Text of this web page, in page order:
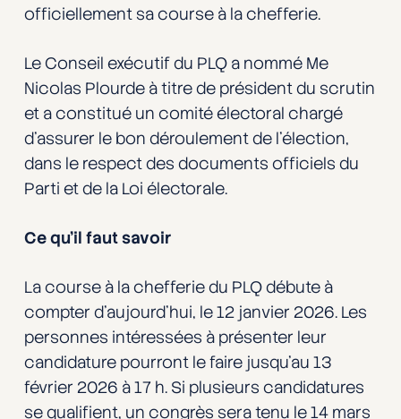
officiellement sa course à la chefferie.
Le Conseil exécutif du PLQ a nommé Me
Nicolas Plourde à titre de président du scrutin
et a constitué un comité électoral chargé
d’assurer le bon déroulement de l’élection,
dans le respect des documents officiels du
Parti et de la Loi électorale.
Ce qu’il faut savoir
La course à la chefferie du PLQ débute à
compter d’aujourd’hui, le 12 janvier 2026. Les
personnes intéressées à présenter leur
candidature pourront le faire jusqu’au 13
février 2026 à 17 h. Si plusieurs candidatures
se qualifient, un congrès sera tenu le 14 mars